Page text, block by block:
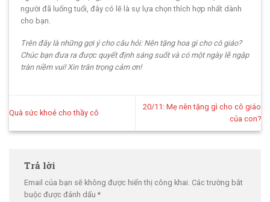
người đã luống tuổi, đây có lẽ là sự lựa chọn thích hợp nhất dành
cho bạn.
Trên đây là những gợi ý cho câu hỏi: Nên tặng hoa gì cho cô giáo?
Chúc bạn đưa ra được quyết định sáng suốt và có một ngày lễ ngập
tràn niềm vui! Xin trân trọng cảm ơn!
Quà sức khoẻ cho thầy cô
20/11: Mẹ nên tặng gì cho cô giáo
của con?
Trả lời
Email của bạn sẽ không được hiển thị công khai. Các trường bắt
buộc được đánh dấu *